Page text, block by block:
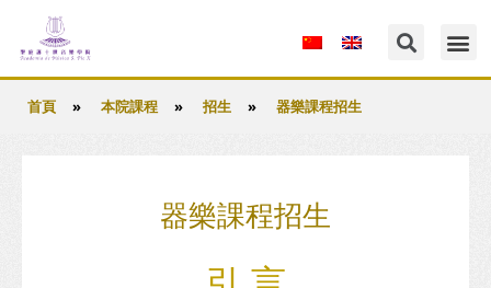
首頁 » 本院課程 » 招生 » 器樂課程招生
器樂課程招生